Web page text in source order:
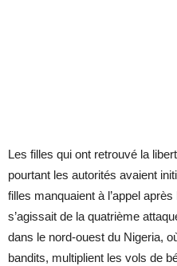
Les filles qui ont retrouvé la
pourtant les autorités avaient
filles manquaient à l’appel
s’agissait de la quatrième
dans le nord-ouest du Nigeria,
bandits, multiplient les vols de